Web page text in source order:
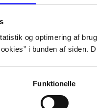
og optimering af
i bunden af siden.
Funktionelle
sit amet ...
sit amet ...
sit amet ...
sit amet ...
sit amet ...
sit amet ...